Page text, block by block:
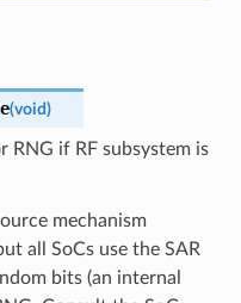
(void)
RNG if RF subsystem is
mechanism
all SoCs use the SAR
bits (an internal